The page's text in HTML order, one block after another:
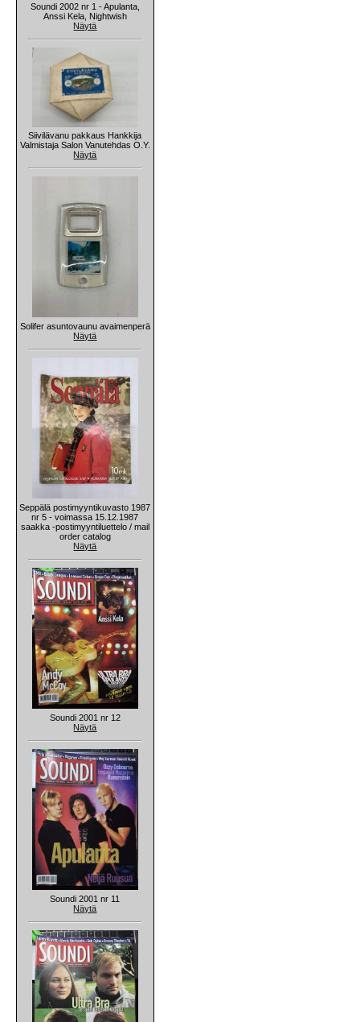
Soundi 2002 nr 1 - Apulanta,
Anssi Kela, Nightwish
Näytä
Siivilävanu pakkaus Hankkija
Valmistaja Salon Vanutehdas O.Y.
Näytä
Solifer asuntovaunu avaimenperä
Näytä
Seppälä postimyyntikuvasto 1987
nr 5 - voimassa 15.12.1987
saakka -postimyyntiluettelo / mail
order catalog
Näytä
Soundi 2001 nr 12
Näytä
Soundi 2001 nr 11
Näytä